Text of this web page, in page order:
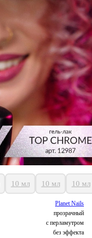
10 мл 10 мл 10 мл
Planet Nails
прозрачный
с перламутром
без эффекта